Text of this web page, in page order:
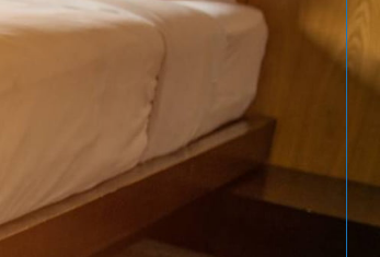
Réinitialiser les filtres